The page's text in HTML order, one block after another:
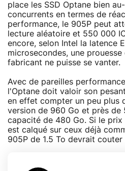
place les SSD Optane bien
concurrents en termes de
performance, le 905P peut
lecture aléatoire et 550 000
encore, selon Intel la latence
microsecondes, une
fabricant ne puisse se vanter.
Avec de pareilles
l'Optane doit valoir son
en effet compter un peu plus
version de 960 Go et près de
capacité de 480 Go. Si le prix
est calqué sur ceux déjà
905P de 1.5 To devrait